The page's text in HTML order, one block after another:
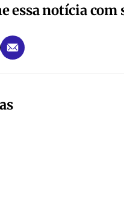
essa notícia com